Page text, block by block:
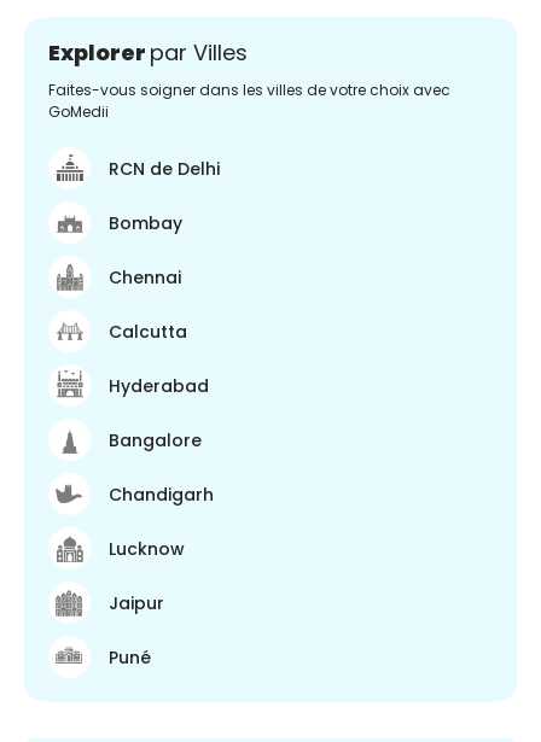
Explorer par Villes
Faites-vous soigner dans les villes de votre choix avec
GoMedii
RCN de Delhi
Bombay
Chennai
Calcutta
Hyderabad
Bangalore
Chandigarh
Lucknow
Jaipur
Puné